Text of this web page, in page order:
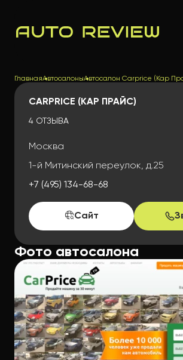
ГлавнаяАвтосалоныАвтосалон Carprice (Кар
CARPRICE (КАР ПРАЙС)
4 ОТЗЫВА
Москва
1-й Митинский переулок, д.25
+7 (495) 134-68-68
Сайт
Фото автосалона